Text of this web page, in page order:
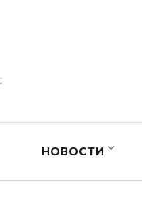
НОВОСТИ